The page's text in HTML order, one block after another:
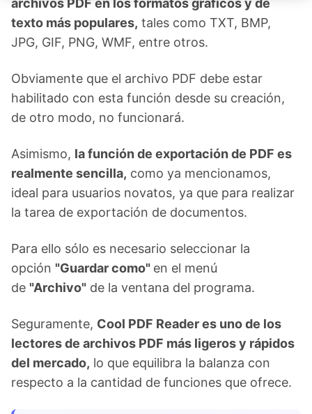
archivos PDF en los formatos gráficos y de
texto más populares, tales como TXT, BMP,
JPG, GIF, PNG, WMF, entre otros.
Obviamente que el archivo PDF debe estar
habilitado con esta función desde su creación,
de otro modo, no funcionará.
Asimismo, la función de exportación de PDF es
realmente sencilla, como ya mencionamos,
ideal para usuarios novatos, ya que para realizar
la tarea de exportación de documentos.
Para ello sólo es necesario seleccionar la
opción "Guardar como" en el menú
de "Archivo" de la ventana del programa.
Seguramente, Cool PDF Reader es uno de los
lectores de archivos PDF más ligeros y rápidos
del mercado, lo que equilibra la balanza con
respecto a la cantidad de funciones que ofrece.